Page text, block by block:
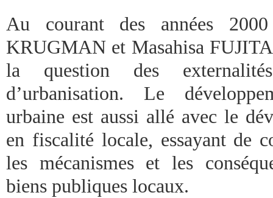
Au courant des années
KRUGMAN et Masahisa
la question des
d’urbanisation. Le
urbaine est aussi allé avec le
en fiscalité locale, essayant de
les mécanismes et les
biens publiques locaux.